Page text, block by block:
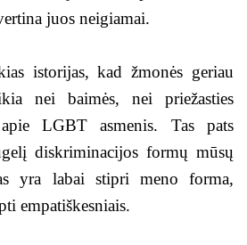
juos neigiamai.
istorijas, kad žmonės geriau
nei baimės, nei priežasties
LGBT asmenis. Tas pats
diskriminacijos formų mūsų
yra labai stipri meno forma,
empatiškesniais.